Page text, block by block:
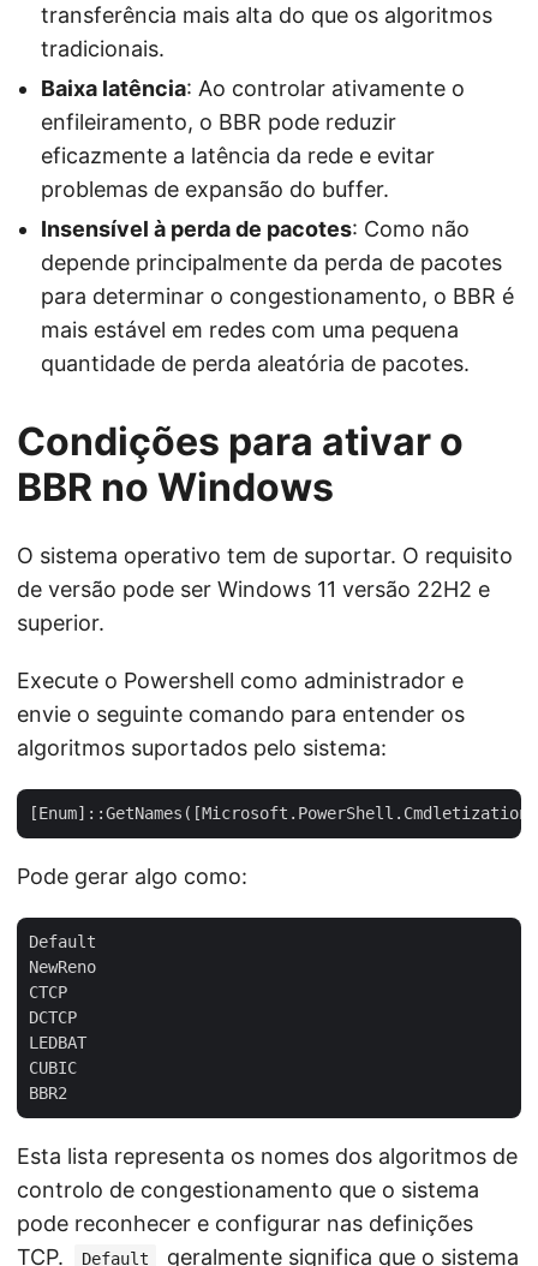
transferência mais alta do que os algoritmos
tradicionais.
Baixa latência: Ao controlar ativamente o
enfileiramento, o BBR pode reduzir
eficazmente a latência da rede e evitar
problemas de expansão do buffer.
Insensível à perda de pacotes: Como não
depende principalmente da perda de pacotes
para determinar o congestionamento, o BBR é
mais estável em redes com uma pequena
quantidade de perda aleatória de pacotes.
Condições para ativar o
BBR no Windows
O sistema operativo tem de suportar. O requisito
de versão pode ser Windows 11 versão 22H2 e
superior.
Execute o Powershell como administrador e
envie o seguinte comando para entender os
algoritmos suportados pelo sistema:
Pode gerar algo como:
Default
NewReno
CTCP
DCTCP
LEDBAT
CUBIC
Esta lista representa os nomes dos algoritmos de
controlo de congestionamento que o sistema
pode reconhecer e configurar nas definições
TCP.
Default
geralmente significa que o sistema